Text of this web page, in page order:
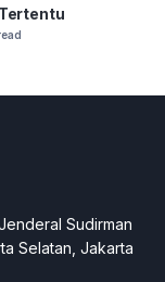
Sudirman
Selatan, Jakarta